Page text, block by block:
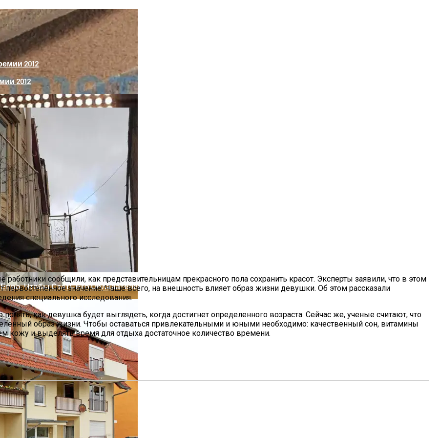
И Преимущества
И Устройство
2012
Чтобы Стать Его Обладателем, Необходимо Выполнить Это Условие
работники сообщили, как представительницам прекрасного пола сохранить красот. Эксперты заявили, что в этом
значение. Чаше всего, на внешность влияет образ жизни девушки. Об этом рассказали
специального исследования.
как девушка будет выглядеть, когда достигнет определенного возраста. Сейчас же, ученые считают, что
образ жизни. Чтобы оставаться привлекательными и юными необходимо: качественный сон, витамины
кожу и выделять время для отдыха достаточное количество времени.